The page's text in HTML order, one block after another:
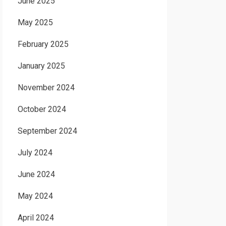
May 2025
February 2025
January 2025
November 2024
October 2024
September 2024
July 2024
June 2024
May 2024
April 2024